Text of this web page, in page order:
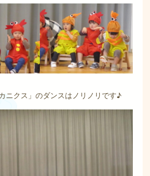
ニクス」のダンスはノリノリです♪